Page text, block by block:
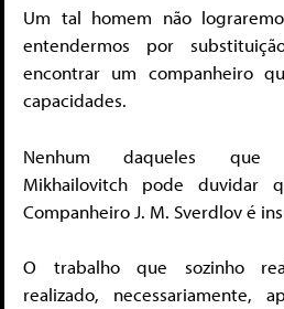
Um tal homem não
entendermos por
encontrar um companheiro
capacidades.
Nenhum daqueles que
Mikhailovitch pode duvidar
Companheiro J. M. Sverdlov é
O trabalho que sozinho
realizado, necessariamente,